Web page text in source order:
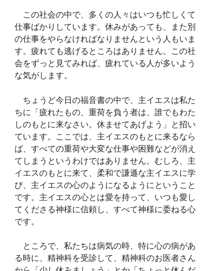
この社会の中で、多くの人々はいつも忙しくて
仕事ばかりしています。休みがあっても、また別
の仕事をやらなければなりませんという人もいま
す。疲れても逃げるところはありません。この社
会をずっと見てみれば、疲れている人が多いよう
な気がします。
ちょうど今日の福音書の中で、主イエスは私た
ちに「疲れたもの、重荷を負う者は、誰でもわた
しのもとに来なさい。休ませてあげよう」と招い
ています。ここでは、主イエスのもとに来るなら
ば、すべての重荷や大変な仕事や困難などが消え
てしまうというわけではありません。むしろ、主
イエスのもとに来て、柔和で謙遜な主イエスに学
び、主イエスの心のようになるようにということ
です。主イエスの心とは愛を持って、いつも愛し
てくださる神様に信頼し、すべて神様に委ねる心
です。
ところで、私たちは病気の時、特に心の病があ
る時に、精神科を受診して、精神科のお医者さん